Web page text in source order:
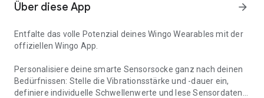
Über diese App arrow_forward
Entfalte das volle Potenzial deines Wingo Wearables mit der
offiziellen Wingo App.
Personalisiere deine smarte Sensorsocke ganz nach deinen
Bedürfnissen: Stelle die Vibrationsstärke und -dauer ein,
definiere individuelle Schwellenwerte und lese Sensordaten